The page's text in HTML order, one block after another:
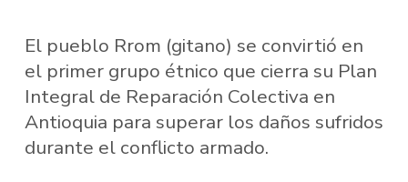
El pueblo Rrom (gitano) se convirtió en
el primer grupo étnico que cierra su Plan
Integral de Reparación Colectiva en
Antioquia para superar los daños sufridos
durante el conflicto armado.